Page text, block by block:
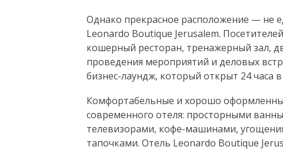
Однако прекрасное расположение — не
Leonardo Boutique Jerusalem.
кошерный ресторан, тренажерный зал,
проведения мероприятий и деловых
бизнес-лаундж, который открыт 24 часа в
Комфортабельные и хорошо
современного отеля: просторными
телевизорами, кофе-машинами,
тапочками. Отель Leonardo Boutique